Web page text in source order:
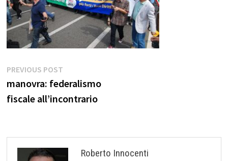
Navigazione
articoli
PREVIOUS POSTPrevious
post:
manovra: federalismo
fiscale all’incontrario
Roberto Innocenti